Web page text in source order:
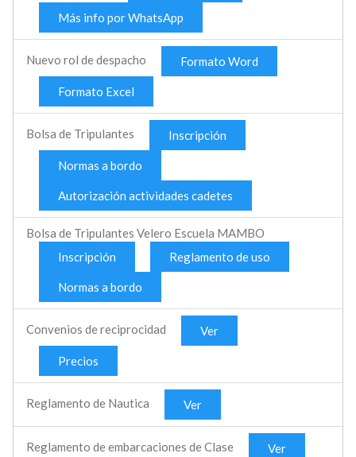
Más info por WhatsApp
Nuevo rol de despacho Formato Word
Formato Excel
Bolsa de Tripulantes Inscripción
Normas a bordo
Autorización actividades cadetes
Bolsa de Tripulantes Velero Escuela MAMBO
Inscripción
Reglamento de uso
Normas a bordo
Convenios de reciprocidad Ver
Precios
Reglamento de Nautica Ver
Reglamento de embarcaciones de Clase Ver